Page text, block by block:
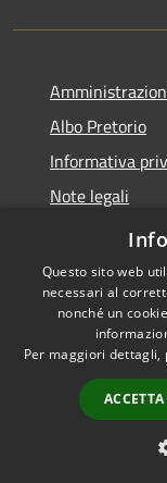
Albo Pretorio
Informativa
Note legali
Dichiarazione
Accessibilità
Questo sito web
necessari al
nonché un
Per maggiori dettagli,